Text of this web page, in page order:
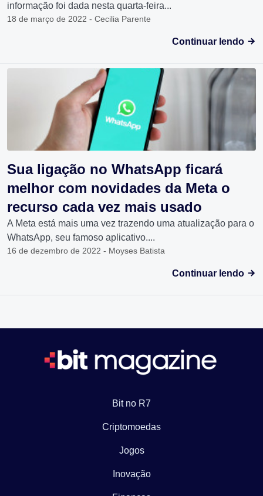
informação foi dada nesta quarta-feira...
18 de março de 2022 - Cecilia Parente
Continuar lendo
Sua ligação no WhatsApp ficará
melhor com novidades da Meta o
recurso cada vez mais usado
A Meta está mais uma vez trazendo uma atualização para o
WhatsApp, seu famoso aplicativo....
16 de dezembro de 2022 - Moyses Batista
Continuar lendo
Bit no R7
Criptomoedas
Jogos
Inovação